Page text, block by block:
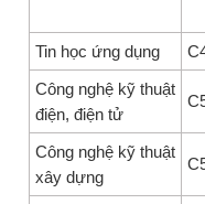
Tin học ứng dụng
Công nghệ kỹ thuật
điện, điện tử
Công nghệ kỹ thuật
xây dựng